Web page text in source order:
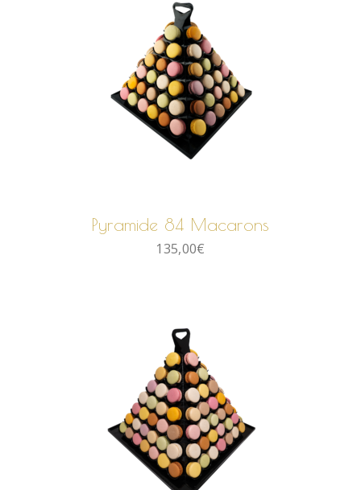
Pyramide 84 Macarons
135,00€